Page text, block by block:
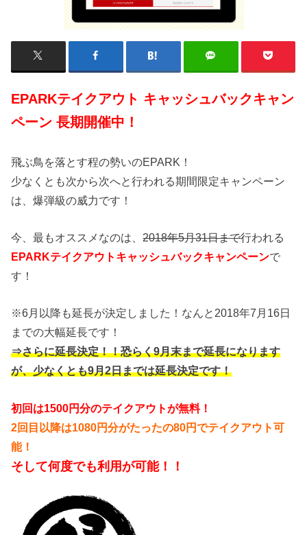
EPARKテイクアウト キャッシュバックキャン
ペーン 長期開催中！
飛ぶ鳥を落とす程の勢いのEPARK！
少なくとも次から次へと行われる期間限定キャンペーン
は、爆弾級の威力です！
今、最もオススメなのは、2018年5月31日まで行われる
EPARKテイクアウトキャッシュバックキャンペーンで
す！
※6月以降も延長が決定しました！なんと2018年7月16日
までの大幅延長です！
⇒さらに延長決定！！恐らく9月末まで延長になります
が、少なくとも9月2日までは延長決定です！
初回は1500円分のテイクアウトが無料！
2回目以降は1080円分がたったの80円でテイクアウト可
能！
そして何度でも利用が可能！！